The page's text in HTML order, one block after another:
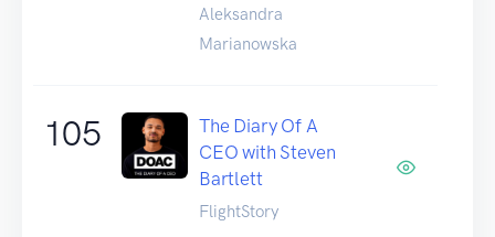
Aleksandra
Marianowska
105
The Diary Of A
CEO with Steven
Bartlett
FlightStory